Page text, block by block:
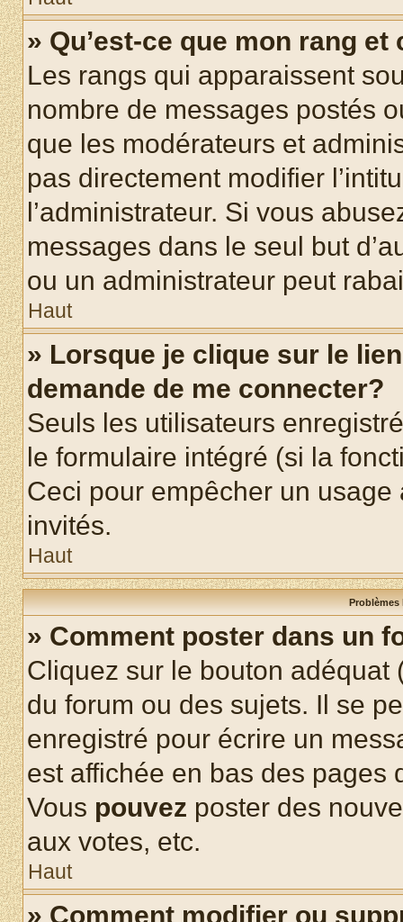
» Qu’est-ce que mon rang
Les rangs qui apparaissent
nombre de messages postés
que les modérateurs et
pas directement modifier
l’administrateur. Si vous
messages dans le seul but
ou un administrateur peut
Haut
» Lorsque je clique sur le
demande de me connecter?
Seuls les utilisateurs
le formulaire intégré (si la
Ceci pour empêcher un
invités.
Haut
Problèmes
» Comment poster dans un
Cliquez sur le bouton
du forum ou des sujets. Il se
enregistré pour écrire un
est affichée en bas des pages
Vous pouvez poster des
aux votes, etc.
Haut
» Comment modifier ou